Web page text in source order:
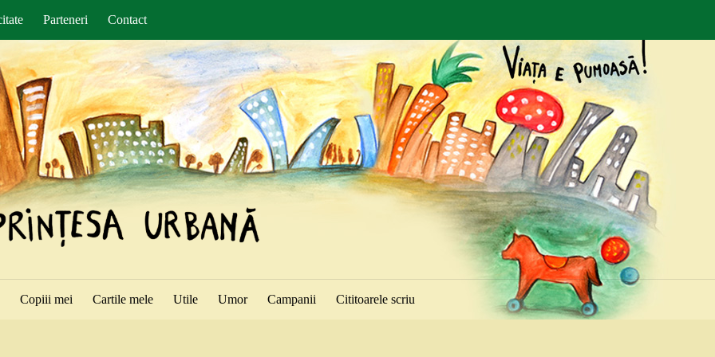
Parteneri Contact
Copiii mei Cartile mele Utile Umor Campanii Cititoarele scriu